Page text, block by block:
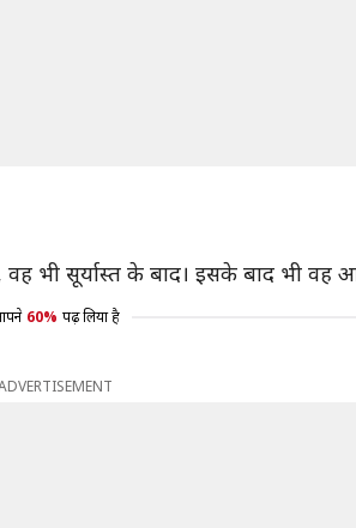
भी सूर्यास्त के बाद। इसके बाद भी वह
60% पढ़ लिया है